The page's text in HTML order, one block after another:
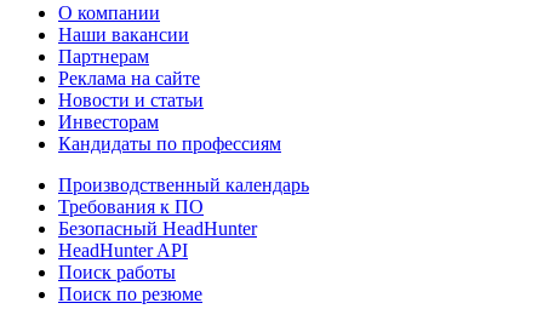
О компании
Наши вакансии
Партнерам
Реклама на сайте
Новости и статьи
Инвесторам
Кандидаты по профессиям
Производственный календарь
Требования к ПО
Безопасный HeadHunter
HeadHunter API
Поиск работы
Поиск по резюме